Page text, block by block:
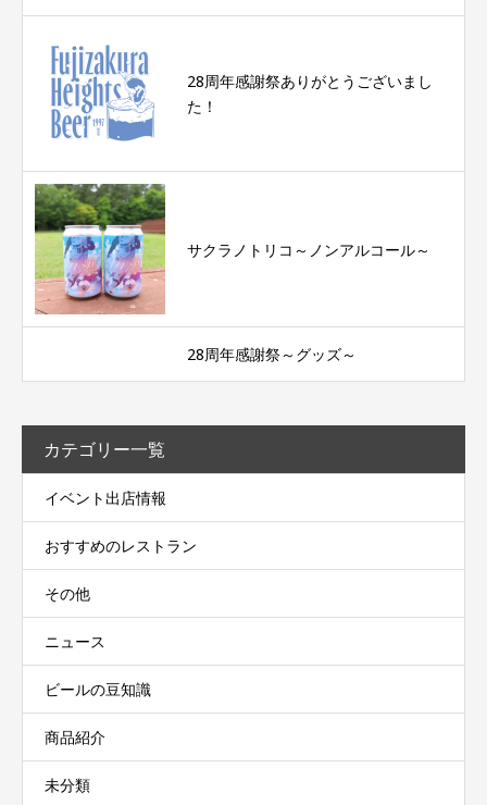
28周年感謝祭ありがとうございまし
た！
サクラノトリコ～ノンアルコール～
28周年感謝祭～グッズ～
カテゴリー一覧
イベント出店情報
おすすめのレストラン
その他
ニュース
ビールの豆知識
商品紹介
未分類